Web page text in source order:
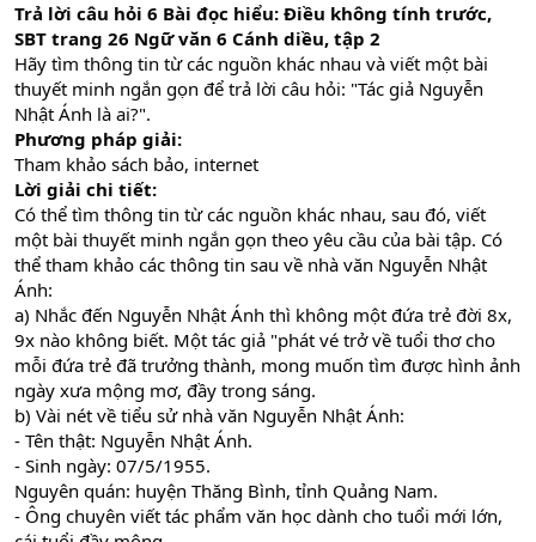
Trả lời câu hỏi 6 Bài đọc hiểu: Điều không tính trước,
SBT trang 26 Ngữ văn 6 Cánh diều, tập 2
Hãy tìm thông tin từ các nguồn khác nhau và viết một bài
thuyết minh ngắn gọn để trả lời câu hỏi: "Tác giả Nguyễn
Nhật Ánh là ai?".
Phương pháp giải:
Tham khảo sách bảo, internet
Lời giải chi tiết:
Có thể tìm thông tin từ các nguồn khác nhau, sau đó, viết
một bài thuyết minh ngắn gọn theo yêu cầu của bài tập. Có
thể tham khảo các thông tin sau về nhà văn Nguyễn Nhật
Ánh:
a) Nhắc đến Nguyễn Nhật Ánh thì không một đứa trẻ đời 8x,
9x nào không biết. Một tác giả "phát vé trở về tuổi thơ cho
mỗi đứa trẻ đã trưởng thành, mong muốn tìm được hình ảnh
ngày xưa mộng mơ, đầy trong sáng.
b) Vài nét về tiểu sử nhà văn Nguyễn Nhật Ánh:
- Tên thật: Nguyễn Nhật Ánh.
- Sinh ngày: 07/5/1955.
Nguyên quán: huyện Thăng Bình, tỉnh Quảng Nam.
- Ông chuyên viết tác phẩm văn học dành cho tuổi mới lớn,